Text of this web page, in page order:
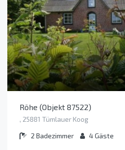
Röhe (Objekt 87522)
, 25881 Tümlauer Koog
2 Badezimmer 4Gäste